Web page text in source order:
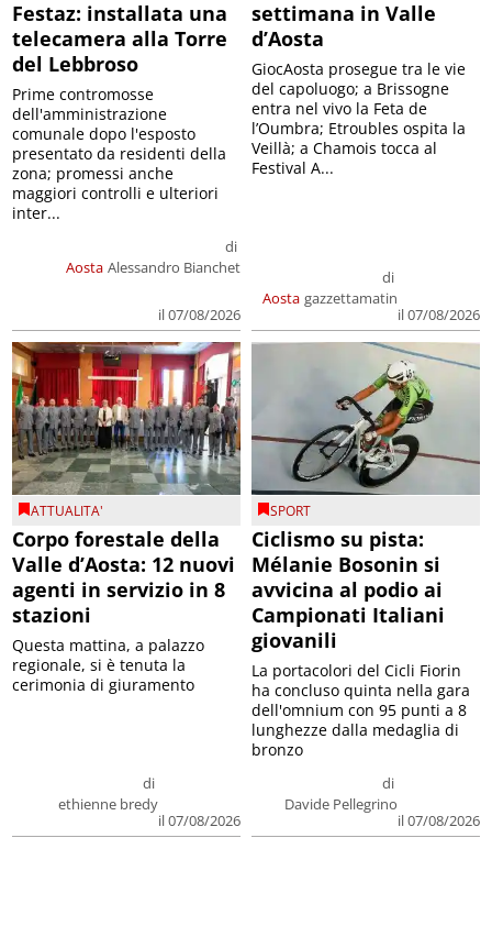
Festaz: installata una
telecamera alla Torre
del Lebbroso
Aosta
di
Alessandro Bianchet
il 07/08/2026
Prime contromosse
dell'amministrazione
comunale dopo l'esposto
presentato da residenti della
zona; promessi anche
maggiori controlli e ulteriori
inter...
settimana in Valle
d’Aosta
Aosta
di
gazzettamatin
il 07/08/2026
GiocAosta prosegue tra le vie
del capoluogo; a Brissogne
entra nel vivo la Feta de
l’Oumbra; Etroubles ospita la
Veillà; a Chamois tocca al
Festival A...
ATTUALITA'
Corpo forestale della
Valle d’Aosta: 12 nuovi
agenti in servizio in 8
stazioni
di
ethienne bredy
il 07/08/2026
Questa mattina, a palazzo
regionale, si è tenuta la
cerimonia di giuramento
SPORT
Ciclismo su pista:
Mélanie Bosonin si
avvicina al podio ai
Campionati Italiani
giovanili
di
Davide Pellegrino
il 07/08/2026
La portacolori del Cicli Fiorin
ha concluso quinta nella gara
dell'omnium con 95 punti a 8
lunghezze dalla medaglia di
bronzo